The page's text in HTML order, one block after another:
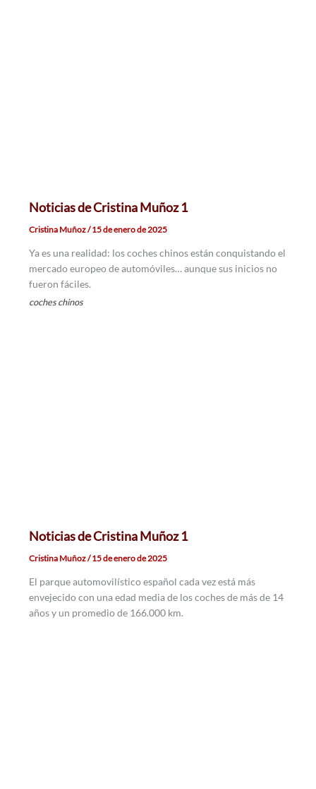
Noticias de Cristina Muñoz 1
Cristina Muñoz/15 de enero de 2025
Ya es una realidad: los coches chinos están conquistando el
mercado europeo de automóviles… aunque sus inicios no
fueron fáciles.
coches chinos
Noticias de Cristina Muñoz 1
Cristina Muñoz/15 de enero de 2025
El parque automovilístico español cada vez está más
envejecido con una edad media de los coches de más de 14
años y un promedio de 166.000 km.